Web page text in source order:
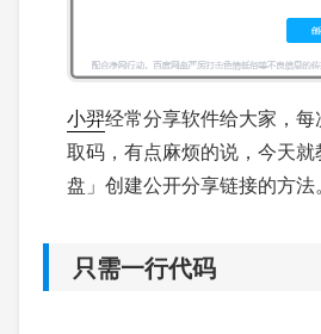
小羿经常分享软件给大家，
取码，有点麻烦的说，今天
盘」创建公开分享链接的方法。
只需一行代码